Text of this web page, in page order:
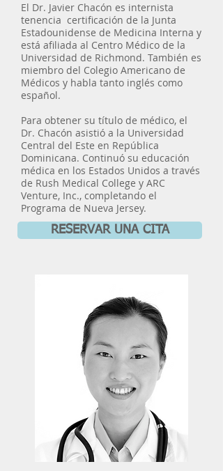
El Dr. Javier Chacón es internista
tenencia certificación de la Junta
Estadounidense de Medicina Interna y
está afiliada al Centro Médico de la
Universidad de Richmond. También es
miembro del Colegio Americano de
Médicos y habla tanto inglés como
español.
Para obtener su título de médico, el
Dr. Chacón asistió a la Universidad
Central del Este en República
Dominicana. Continuó su educación
médica en los Estados Unidos a través
de Rush Medical College y ARC
Venture, Inc., completando el
Programa de Nueva Jersey.
RESERVAR UNA CITA